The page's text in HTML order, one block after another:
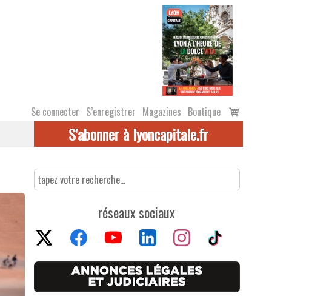
Se connecter S’enregistrer Magazines Boutique
Voir
le
S'abonner à lyoncapitale.fr
réseaux sociaux